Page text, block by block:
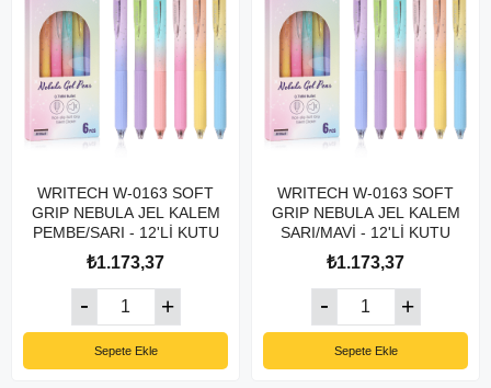
WRITECH W-0163 SOFT
GRIP NEBULA JEL KALEM
PEMBE/SARI - 12'Lİ KUTU
₺1.173,37
Sepete Ekle
WRITECH W-0163 SOFT
GRIP NEBULA JEL KALEM
SARI/MAVİ - 12'Lİ KUTU
₺1.173,37
Sepete Ekle